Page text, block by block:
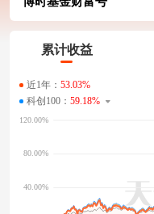
累计收益
近1年： 53.03%
科创100： 59.18%